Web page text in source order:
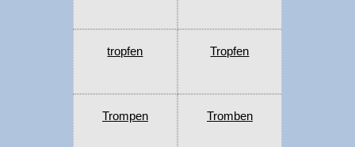
tropfen Tropfen
Trompen Tromben